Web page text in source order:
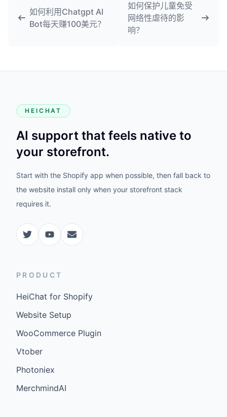
如何利用Chatgpt AI
Bot每天赚100美元？
如何保护儿童免受
网络性虐待的影
响？
HEICHAT
AI support that feels native to
your storefront.
Start with the Shopify app when possible, then fall back to
the website install only when your storefront stack
requires it.
PRODUCT
HeiChat for Shopify
Website Setup
WooCommerce Plugin
Vtober
Photoniex
MerchmindAI